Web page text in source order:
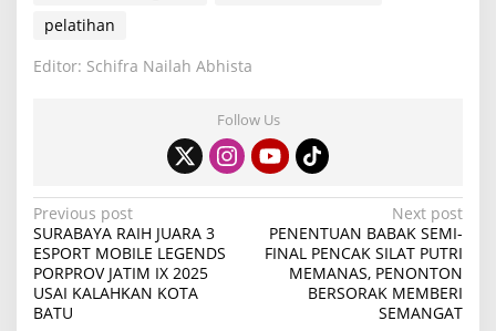
pelatihan
Editor: Schifra Nailah Abhista
Follow Us
P
o
s
t
Previous post
SURABAYA RAIH JUARA 3
ESPORT MOBILE LEGENDS
PORPROV JATIM IX 2025
USAI KALAHKAN KOTA
BATU
Next post
PENENTUAN BABAK SEMI-
FINAL PENCAK SILAT PUTRI
MEMANAS, PENONTON
BERSORAK MEMBERI
SEMANGAT